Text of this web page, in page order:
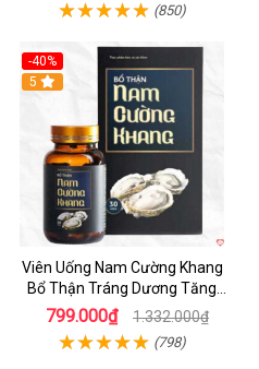
(850)
-40%
5
Viên Uống Nam Cường Khang
Bổ Thận Tráng Dương Tăng
Cường Sinh Lý Nam
799.000₫ 1.332.000₫
(798)